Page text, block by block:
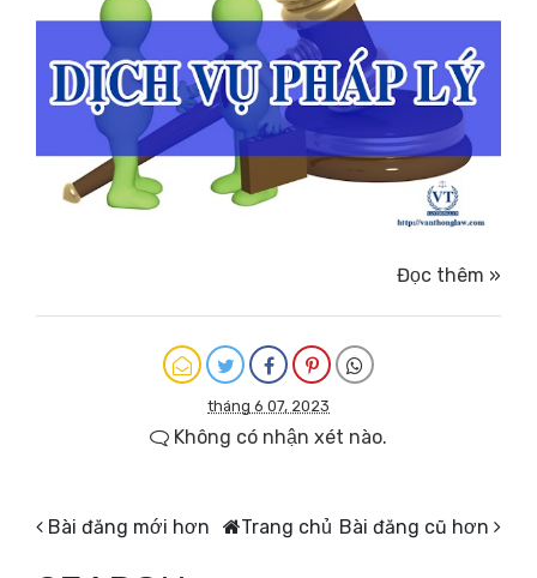
Đọc thêm »
tháng 6 07, 2023
Không có nhận xét nào.
Bài đăng mới hơn Bài đăng cũ hơn
Trang chủ